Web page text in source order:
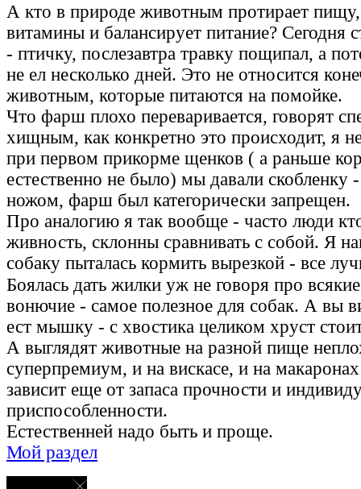
А кто в природе животным протирает пищу,
витамины и балансирует питание? Сегодня
- птичку, послезавтра травку пощипал, а
не ел несколько дней. Это не относится
животным, которые питаются на помойке.
Что фарш плохо переваривается, говорят
хищным, как конкретно это происходит, я
при первом прикорме щенков ( а раньше
естественно не было) мы давали скобленку
ножом, фарш был категорически запрещен.
Про аналогию я так вообще - часто люди
живность, склонны сравнивать с собой. Я
собаку пыталась кормить вырезкой - все
Боялась дать жилки уж не говоря про
вонючие - самое полезное для собак. А вы
ест мышку - с хвостика целиком хруст
А выглядят животные на разной пище
суперпремиум, и на вискасе, и на
зависит еще от запаса прочности и
приспособленности.
Естественней надо быть и проще.
Мой раздел